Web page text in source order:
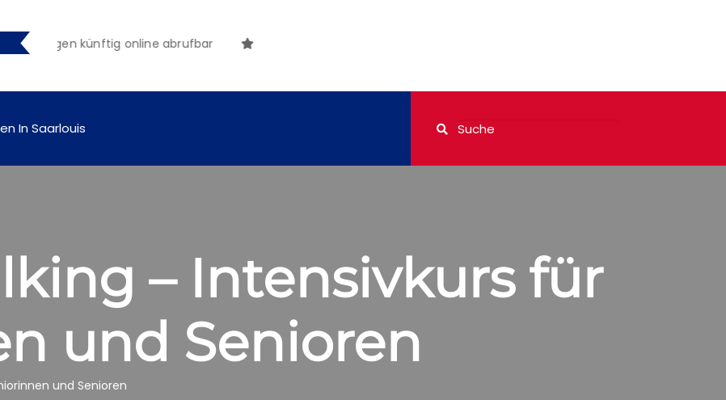
künftig online abrufbar
In Saarlouis
– Intensivkurs für
und Senioren
und Senioren